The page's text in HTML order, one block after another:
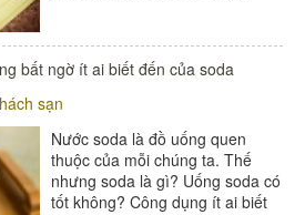
#thiết bị buồng phòng
#thiết bị sảnh - ngoại cảnh
bất ngờ ít ai biết đến của soda
sạn
Nước soda là đồ uống quen
thuộc của mỗi chúng ta. Thế
nhưng soda là gì? Uống soda có
tốt không? Công dụng ít ai biết